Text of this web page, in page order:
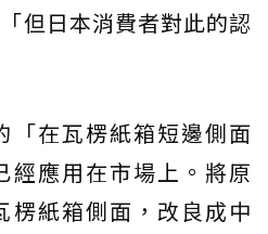
但日本消費者對此的認
「在瓦楞紙箱短邊側面
經應用在市場上。將原
楞紙箱側面，改良成中